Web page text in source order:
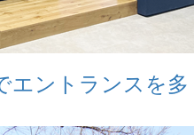
エントランスを多